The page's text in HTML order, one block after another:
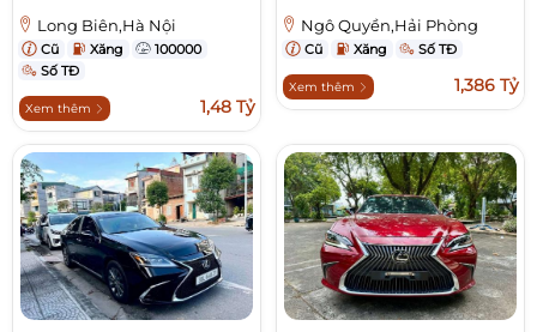
Long Biên,Hà Nội
Cũ Xăng
100000
Số TĐ
Xem thêm 1,48 Tỷ
Ngô Quyền,Hải Phòng
Cũ Xăng Số TĐ
Xem thêm 1,386 Tỷ